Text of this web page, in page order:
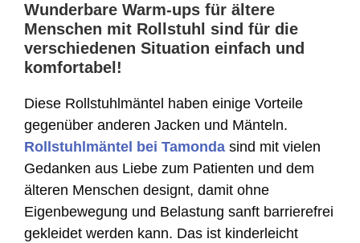
Wunderbare Warm-ups für ältere
Menschen mit Rollstuhl sind für die
verschiedenen Situation einfach und
komfortabel!
Diese Rollstuhlmäntel haben einige Vorteile
gegenüber anderen Jacken und Mänteln.
Rollstuhlmäntel bei Tamonda sind mit vielen
Gedanken aus Liebe zum Patienten und dem
älteren Menschen designt, damit ohne
Eigenbewegung und Belastung sanft barrierefrei
gekleidet werden kann. Das ist kinderleicht